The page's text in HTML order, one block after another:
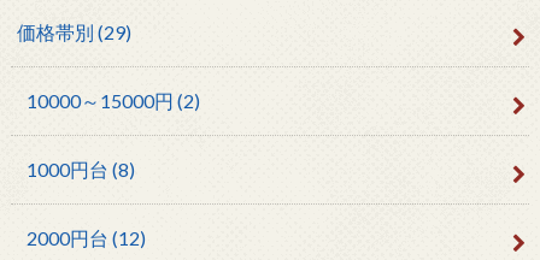
価格帯別 (29)
10000～15000円 (2)
1000円台 (8)
2000円台 (12)